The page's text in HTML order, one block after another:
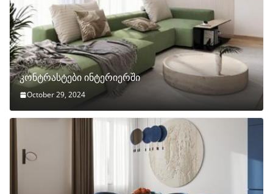
კონტრასტები ინტერიერში
October 29, 2024